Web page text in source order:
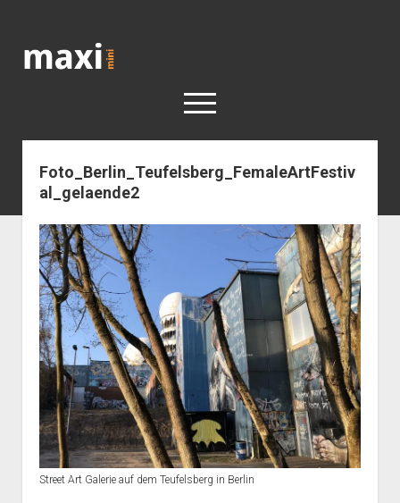
open
< work
Geschichte
dropdown
menu
Geschichte der Stadt Berlin
Impressum
Foto_Berlin_Teufelsberg_FemaleArtFestiv
al_gelaende2
Street Art Galerie auf dem Teufelsberg in Berlin